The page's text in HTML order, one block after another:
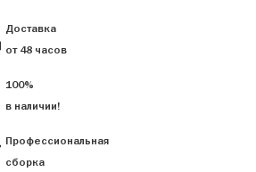
Доставка
от 48 часов
100%
в наличии!
Профессиональная
сборка